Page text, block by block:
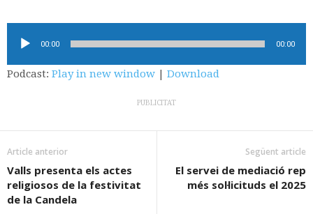
d'àudio00:00 00:00
Podcast: Play in new window | Download
PUBLICITAT
Article anterior
Valls presenta els actes
religiosos de la festivitat
de la Candela
Següent article
El servei de mediació rep
més sol·licituds el 2025